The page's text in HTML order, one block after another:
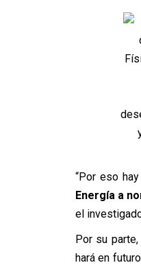
“Por eso
Energía a
el
Por su
hará en